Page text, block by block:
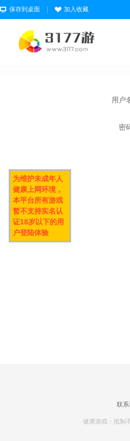
保存到桌面 加入收藏
用户
密
联系
健康游戏：抵制
为维护未成年人
健康上网环境，
本平台所有游戏
暂不支持实名认
证18岁以下的用
户登陆体验